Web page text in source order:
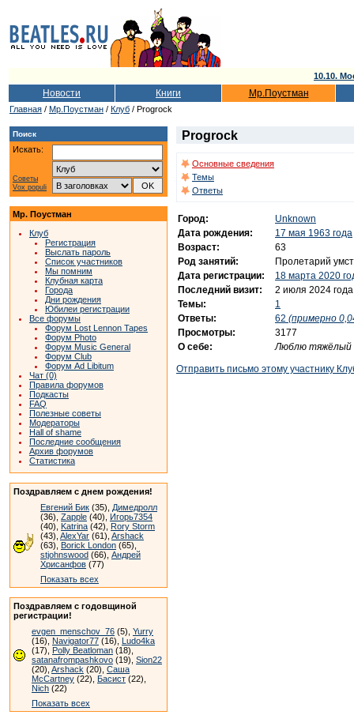
10.10.
Новости Книги Мр.Поустман
Главная / Мр.Поустман / Клуб / Progrock
Поиск
Искать:
Советы
Vox populi
Мр. Поустман
Клуб
Регистрация
Выслать пароль
Список участников
Мы помним
Клубная карта
Города
Дни рождения
Юбилеи регистрации
Все форумы
Форум Lost Lennon Tapes
Форум Photo
Форум Music General
Форум Club
Форум Ad Libitum
Чат (0)
Правила форумов
Подкасты
FAQ
Полезные советы
Модераторы
Hall of shame
Последние сообщения
Архив форумов
Статистика
Поздравляем с днем рождения!
Евгений Бик (35), Димедролл
(36), Zapple (40), Игорь7354
(40), Katrina (42), Rory Storm
(43), AlexYar (61), Arshack
(63), Borick London (65),
stjohnswood (66), Андрей
Хрисанфов (77)
Показать всех
Поздравляем с годовщиной
регистрации!
evgen_menschov_76 (5), Yurry
(16), Navigator77 (16), Ludo4ka
(17), Polly Beatloman (18),
satanafrompashkovo (19), Sion22
(20), Arshack (20), Саша
McCartney (22), Басист (22),
Nich (22)
Показать всех
Progrock
Основные сведения
Темы
Ответы
Город:
Unknown
Дата рождения:
17 мая 1963 года
Возраст:
63
Род занятий:
Пролетарий
Дата регистрации:
18 марта 2020
Последний визит:
2 июля 2024 года
Темы:
1
Ответы:
62 (примерно
Просмотры:
3177
О себе:
Люблю тяжёлый
Отправить письмо этому участнику